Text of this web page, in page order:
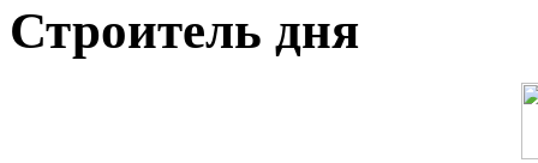
Строитель дня